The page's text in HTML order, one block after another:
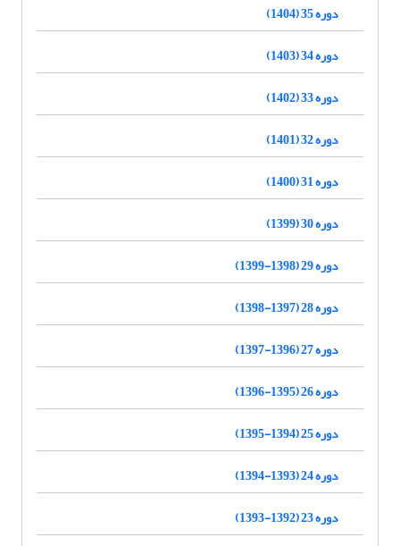
دوره 35 (1404)
دوره 34 (1403)
دوره 33 (1402)
دوره 32 (1401)
دوره 31 (1400)
دوره 30 (1399)
دوره 29 (1398-1399)
دوره 28 (1397-1398)
دوره 27 (1396-1397)
دوره 26 (1395-1396)
دوره 25 (1394-1395)
دوره 24 (1393-1394)
دوره 23 (1392-1393)